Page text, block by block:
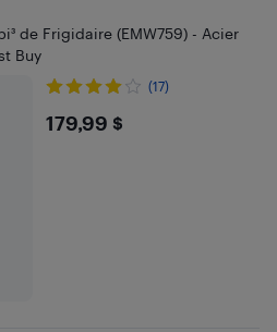
de Frigidaire (EMW759) - Acier
Buy
(17)
$179.99
179,99 $